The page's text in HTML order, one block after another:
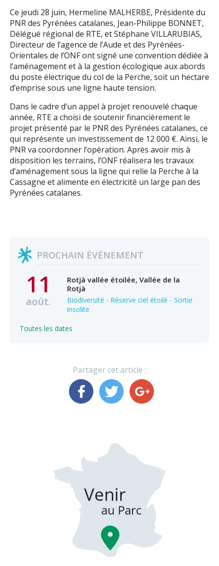
Ce jeudi 28 juin, Hermeline MALHERBE, Présidente du
PNR des Pyrénées catalanes, Jean-Philippe BONNET,
Délégué régional de RTE, et Stéphane VILLARUBIAS,
Directeur de l’agence de l’Aude et des Pyrénées-
Orientales de l‘ONF ont signé une convention dédiée à
l’aménagement et à la gestion écologique aux abords
du poste électrique du col de la Perche, soit un hectare
d’emprise sous une ligne haute tension.
Dans le cadre d’un appel à projet renouvelé chaque
année, RTE a choisi de soutenir financièrement le
projet présenté par le PNR des Pyrénées catalanes, ce
qui représente un investissement de 12 000 €. Ainsi, le
PNR va coordonner l’opération. Après avoir mis à
disposition les terrains, l’ONF réalisera les travaux
d’aménagement sous la ligne qui relie la Perche à la
Cassagne et alimente en électricité un large pan des
Pyrénées catalanes.
PROCHAIN ÉVÉNEMENT
11
août.
Rotjà vallée étoilée, Vallée de la
Rotjà
Biodiversité - Réserve ciel étoilé - Sortie
insolite
Toutes les dates
Partager cet article :